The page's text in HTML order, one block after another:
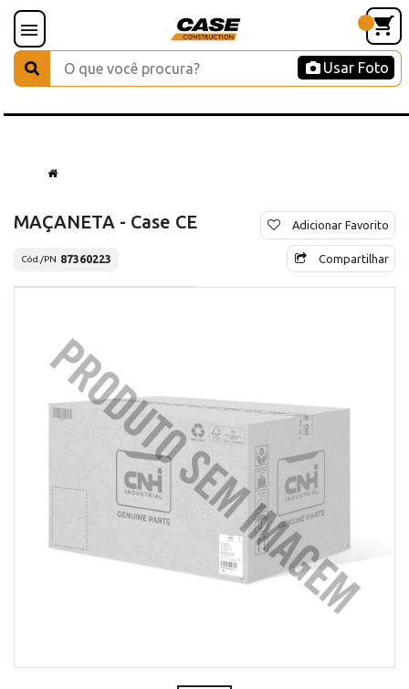
Usar Foto
MAÇANETA - Case CE
Cód./PN 87360223
Adicionar Favorito
Compartilhar